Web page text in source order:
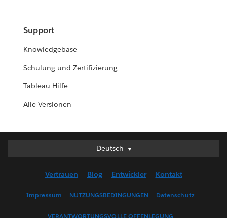
Support
Knowledgebase
Schulung und Zertifizierung
Tableau-Hilfe
Alle Versionen
Deutsch
Deutsch
English (US)
Vertrauen Blog Entwickler Kontakt
Impressum NUTZUNGSBEDINGUNGEN Datenschutz
VERANTWORTUNGSVOLLE OFFENLEGUNG